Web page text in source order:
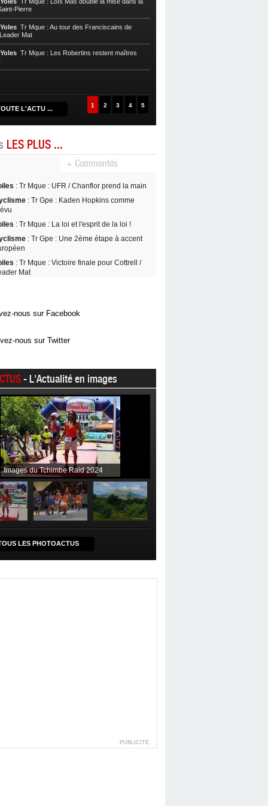
Pierre
Tr Mque : Au tour des Franciscains de
Mat
Tr Mque : Les Robertins restent maîtres
L'ACTU ... 1 2 3 4 5
LES PLUS ...
+ Commentés
: Tr Mque : UFR / Chanflor prend la main
: Tr Gpe : Kaden Hopkins comme
: Tr Mque : La loi et l'esprit de la loi !
: Tr Gpe : Une 2ème étape à accent
: Tr Mque : Victoire finale pour Cottrell /
Mat
nous sur Facebook
nous sur Twitter
- L'Actualité en images
Images du Tchimbe Raid 2024
LES PHOTOACTUS
PUBLICITE